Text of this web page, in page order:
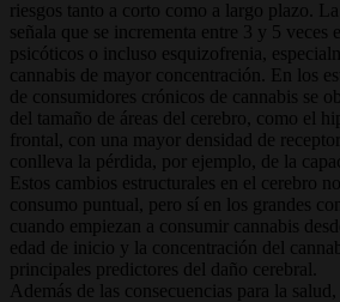
riesgos tanto a corto como a largo plazo.
señala que se incrementa entre 3 y 5 veces
psicóticos o incluso esquizofrenia,
cannabis de mayor concentración. En los
de consumidores crónicos de cannabis se
del tamaño de áreas del cerebro, como el
frontal, con una mayor densidad de
conlleva la pérdida, por ejemplo, de la
Estos cambios estructurales en el cerebro
consumo puntual, pero sí en los grandes
cuando empiezan a consumir cannabis
edad de inicio y la concentración del
principales predictores del daño cerebral.
Además de las consecuencias para la